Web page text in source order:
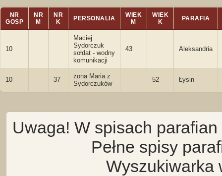
NR
GOSP
NR
M
NR
K
PERSONALIA
WIEK
M
WIEK
K
PARAFIA
10
Maciej
Sydorczuk
sołdat - wodny
komunikacji
43 Aleksandria
10 37
żona Maria z
Sydorczuków
52 Łysin
Uwaga! W spisach
Pełne spisy
Wyszukiwarka